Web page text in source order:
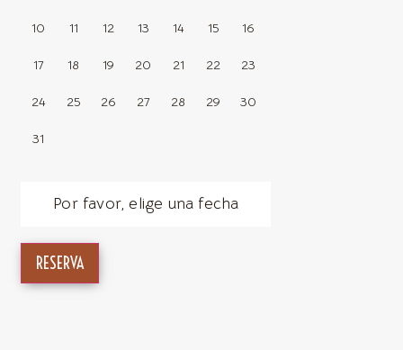
10 11 12 13 14 15 16
17 18 19 20 21 22 23
24 25 26 27 28 29 30
31
Por favor, elige una fecha
RESERVA